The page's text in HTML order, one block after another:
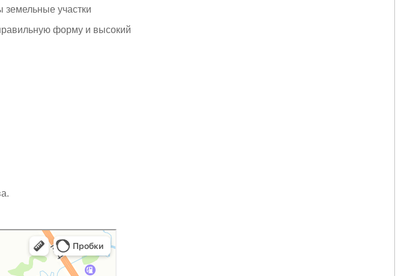
участки
форму и высокий